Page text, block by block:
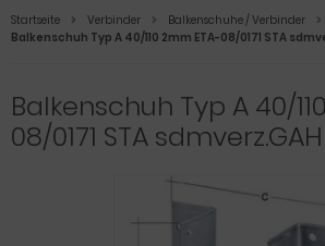
Startseite Verbinder Balkenschuhe / Verbinder
Balkenschuh Typ A 40/110 2mm ETA-08/0171 STA
Balkenschuh Typ A 40/
08/0171 STA